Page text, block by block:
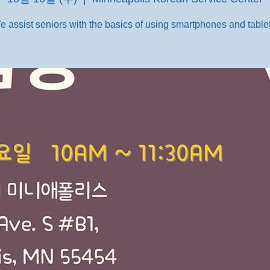
assist seniors with the basics of using smartphones and